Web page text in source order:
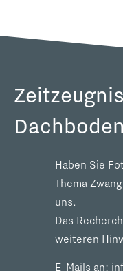
Dachboden
Haben Sie
Thema
uns.
Das
weiteren
E-Mails an: